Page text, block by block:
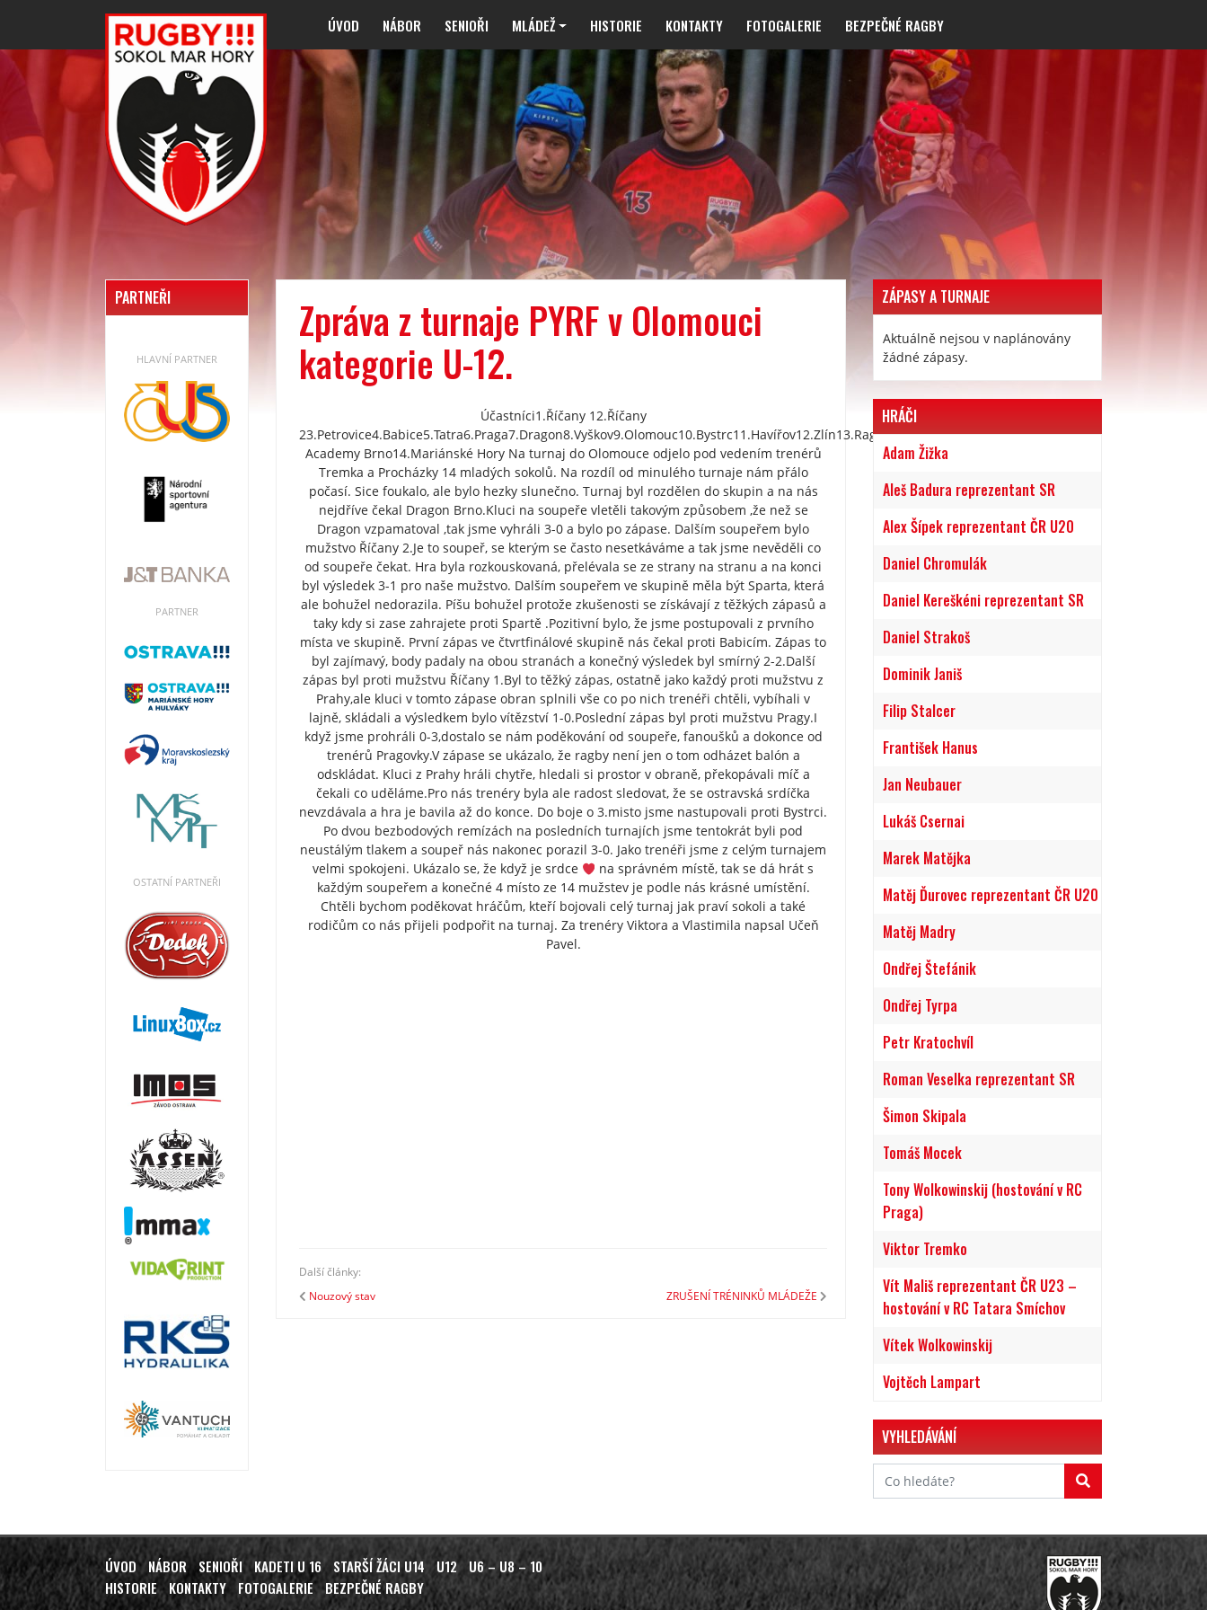
ÚVOD NÁBOR SENIOŘI MLÁDEŽ HISTORIE KONTAKTY FOTOGALERIE BEZPEČNÉ RAGBY
PARTNEŘI
HLAVNÍ PARTNER
PARTNER
OSTATNÍ PARTNEŘI
Zpráva z turnaje PYRF v Olomouci
kategorie U-12.
Účastníci1.Říčany 12.Říčany
23.Petrovice4.Babice5.Tatra6.Praga7.Dragon8.Vyškov9.Olomouc10.Bystrc11.Havířov12.Zlín13.Ragby
Academy Brno14.Mariánské Hory Na turnaj do Olomouce odjelo pod vedením trenérů
Tremka a Procházky 14 mladých sokolů. Na rozdíl od minulého turnaje nám přálo
počasí. Sice foukalo, ale bylo hezky slunečno. Turnaj byl rozdělen do skupin a na nás
nejdříve čekal Dragon Brno.Kluci na soupeře vletěli takovým způsobem ,že než se
Dragon vzpamatoval ,tak jsme vyhráli 3-0 a bylo po zápase. Dalším soupeřem bylo
mužstvo Říčany 2.Je to soupeř, se kterým se často nesetkáváme a tak jsme nevěděli co
od soupeře čekat. Hra byla rozkouskovaná, přelévala se ze strany na stranu a na konci
byl výsledek 3-1 pro naše mužstvo. Dalším soupeřem ve skupině měla být Sparta, která
ale bohužel nedorazila. Píšu bohužel protože zkušenosti se získávají z těžkých zápasů a
taky kdy si zase zahrajete proti Spartě .Pozitivní bylo, že jsme postupovali z prvního
místa ve skupině. První zápas ve čtvrtfinálové skupině nás čekal proti Babicím. Zápas to
byl zajímavý, body padaly na obou stranách a konečný výsledek byl smírný 2-2.Další
zápas byl proti mužstvu Říčany 1.Byl to těžký zápas, ostatně jako každý proti mužstvu z
Prahy,ale kluci v tomto zápase obran splnili vše co po nich trenéři chtěli, vybíhali v
lajně, skládali a výsledkem bylo vítězství 1-0.Poslední zápas byl proti mužstvu Pragy.I
když jsme prohráli 0-3,dostalo se nám poděkování od soupeře, fanoušků a dokonce od
trenérů Pragovky.V zápase se ukázalo, že ragby není jen o tom odházet balón a
odskládat. Kluci z Prahy hráli chytře, hledali si prostor v obraně, překopávali míč a
čekali co uděláme.Pro nás trenéry byla ale radost sledovat, že se ostravská srdíčka
nevzdávala a hra je bavila až do konce. Do boje o 3.misto jsme nastupovali proti Bystrci.
Po dvou bezbodových remízách na posledních turnajích jsme tentokrát byli pod
neustálým tlakem a soupeř nás nakonec porazil 3-0. Jako trenéři jsme z celým turnajem
velmi spokojeni. Ukázalo se, že když je srdce
na správném místě, tak se dá hrát s
každým soupeřem a konečné 4 místo ze 14 mužstev je podle nás krásné umístění.
Chtěli bychom poděkovat hráčům, kteří bojovali celý turnaj jak praví sokoli a také
rodičům co nás přijeli podpořit na turnaj. Za trenéry Viktora a Vlastimila napsal Učeň
Pavel.
Další články:
Nouzový stav
ZRUŠENÍ TRÉNINKŮ MLÁDEŽE
ZÁPASY A TURNAJE
Aktuálně nejsou v naplánovány
žádné zápasy.
HRÁČI
Adam Žižka
Aleš Badura reprezentant SR
Alex Šípek reprezentant ČR U20
Daniel Chromulák
Daniel Kereškéni reprezentant SR
Daniel Strakoš
Dominik Janiš
Filip Stalcer
František Hanus
Jan Neubauer
Lukáš Csernai
Marek Matějka
Matěj Ďurovec reprezentant ČR U20
Matěj Madry
Ondřej Štefánik
Ondřej Tyrpa
Petr Kratochvíl
Roman Veselka reprezentant SR
Šimon Skipala
Tomáš Mocek
Tony Wolkowinskij (hostování v RC
Praga)
Viktor Tremko
Vít Mališ reprezentant ČR U23 –
hostování v RC Tatara Smíchov
Vítek Wolkowinskij
Vojtěch Lampart
VYHLEDÁVÁNÍ
ÚVOD NÁBOR SENIOŘI KADETI U 16 STARŠÍ ŽÁCI U14 U12
U6 – U8 – 10
HISTORIE
KONTAKTY FOTOGALERIE BEZPEČNÉ RAGBY